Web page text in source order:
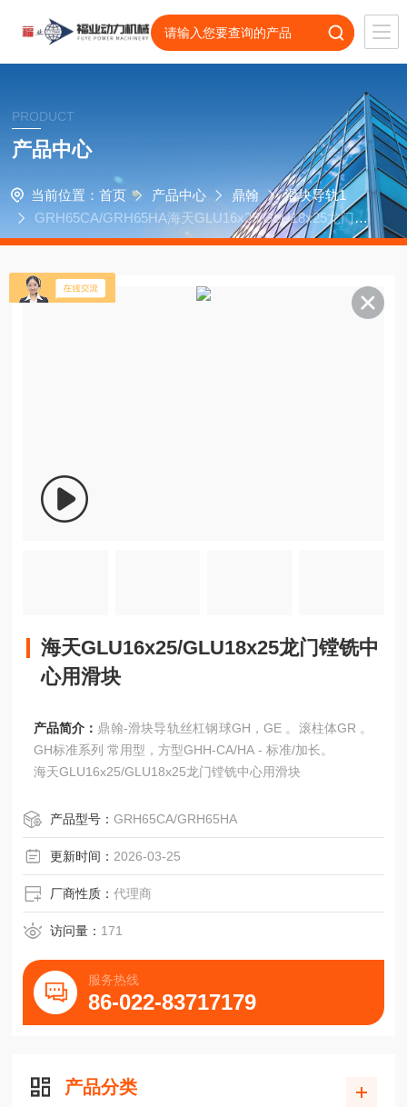
PRODUCT
产品中心
当前位置： 首页 产品中心 鼎翰
滑块导轨1
GRH65CA/GRH65HA海天GLU16x25/GLU18x25龙门镗
铣中心用滑块
海天GLU16x25/GLU18x25龙门镗铣中
心用滑块
产品简介： 鼎翰-滑块导轨丝杠钢球GH，GE 。滚柱体GR 。
GH标准系列 常用型，方型GHH-CA/HA - 标准/加长。
海天GLU16x25/GLU18x25龙门镗铣中心用滑块
产品型号：GRH65CA/GRH65HA
更新时间： 2026-03-25
厂商性质：代理商
访问量： 171
服务热线
86-022-83717179
产品分类